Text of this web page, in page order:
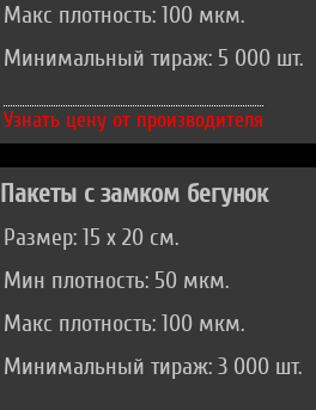
Макс плотность: 100 мкм.
Минимальный тираж: 5 000 шт.
Узнать цену от производителя
Пакеты с замком бегунок
Размер: 15 х 20 см.
Мин плотность: 50 мкм.
Макс плотность: 100 мкм.
Минимальный тираж: 3 000 шт.